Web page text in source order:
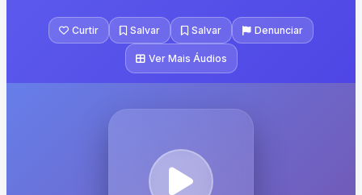
Curtir Salvar Salvar Denunciar
Ver Mais Áudios